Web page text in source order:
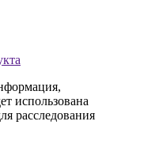
использована
расследования